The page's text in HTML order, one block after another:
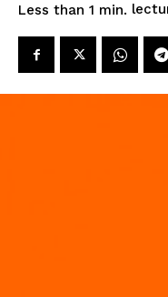
Less than 1 min.